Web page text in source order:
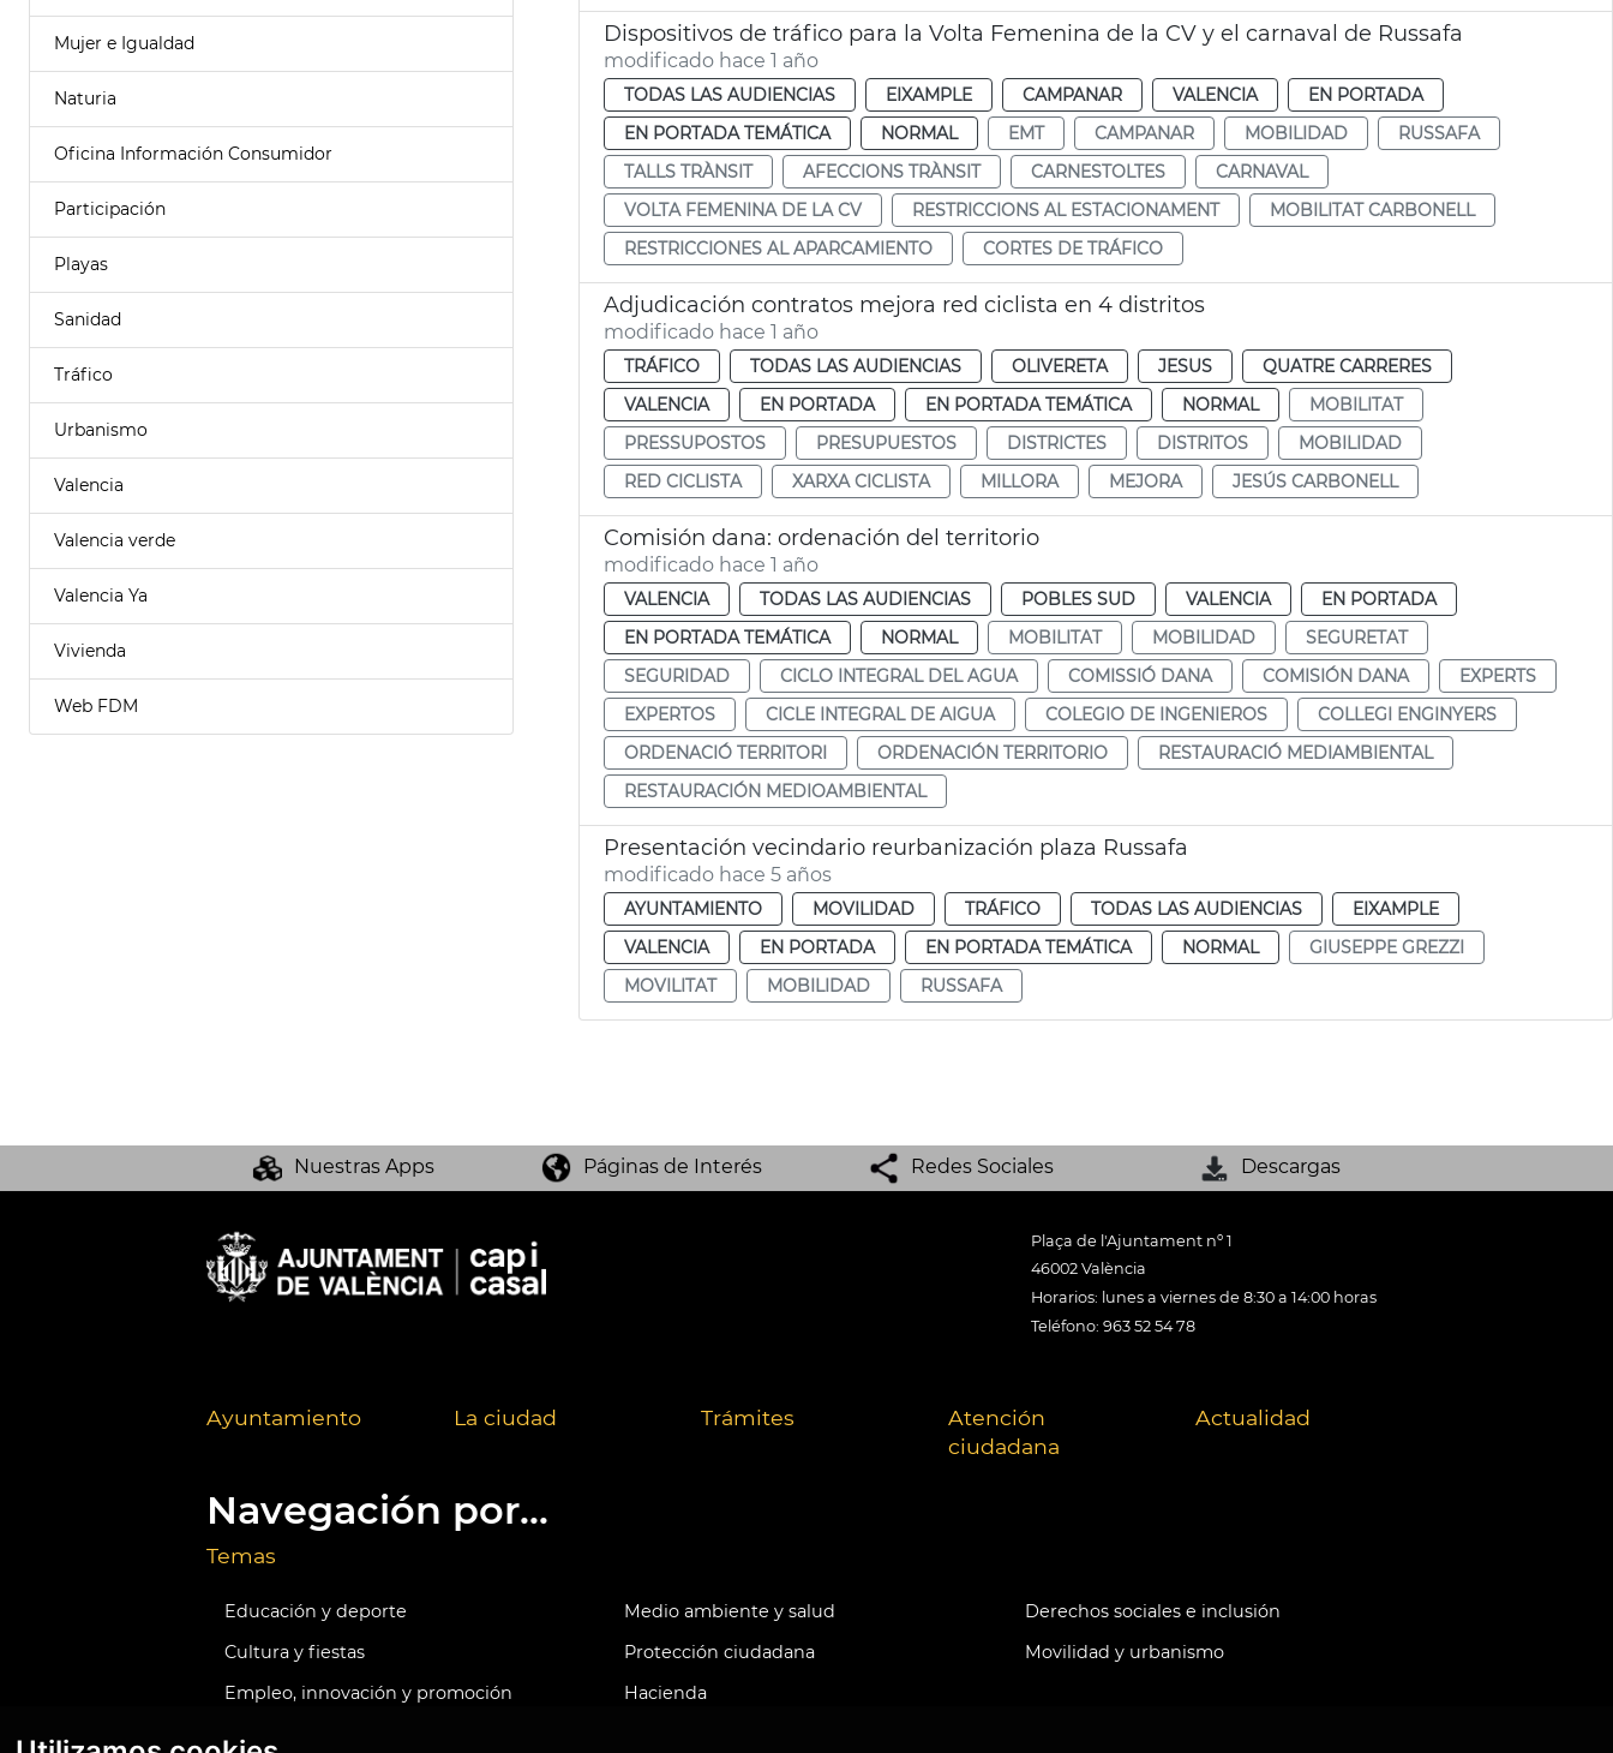
Mujer e Igualdad
Naturia
Oficina Información Consumidor
Participación
Playas
Sanidad
Tráfico
Urbanismo
Valencia
Valencia verde
Valencia Ya
Vivienda
Web FDM
Dispositivos de tráfico para la Volta Femenina de la CV y el carnaval de Russafa
modificado hace 1 año
TODAS LAS AUDIENCIAS EIXAMPLE CAMPANAR VALENCIA
EN PORTADA
EN PORTADA TEMÁTICA
NORMAL EMT CAMPANAR MOBILIDAD
RUSSAFA
TALLS TRÀNSIT
AFECCIONS TRÀNSIT CARNESTOLTES
CARNAVAL
VOLTA FEMENINA DE LA CV
RESTRICCIONS AL ESTACIONAMENT
MOBILITAT CARBONELL
RESTRICCIONES AL APARCAMIENTO
CORTES DE TRÁFICO
Adjudicación contratos mejora red ciclista en 4 distritos
modificado hace 1 año
TRÁFICO TODAS LAS AUDIENCIAS OLIVERETA JESUS
QUATRE CARRERES
VALENCIA
EN PORTADA EN PORTADA TEMÁTICA NORMAL
MOBILITAT
PRESSUPOSTOS
PRESUPUESTOS DISTRICTES DISTRITOS
MOBILIDAD
RED CICLISTA
XARXA CICLISTA MILLORA MEJORA JESÚS CARBONELL
Comisión dana: ordenación del territorio
modificado hace 1 año
VALENCIA TODAS LAS AUDIENCIAS POBLES SUD VALENCIA
EN PORTADA
EN PORTADA TEMÁTICA
NORMAL MOBILITAT MOBILIDAD
SEGURETAT
SEGURIDAD
CICLO INTEGRAL DEL AGUA COMISSIÓ DANA COMISIÓN DANA
EXPERTS
EXPERTOS
CICLE INTEGRAL DE AIGUA COLEGIO DE INGENIEROS
COLLEGI ENGINYERS
ORDENACIÓ TERRITORI
ORDENACIÓN TERRITORIO
RESTAURACIÓ MEDIAMBIENTAL
RESTAURACIÓN MEDIOAMBIENTAL
Presentación vecindario reurbanización plaza Russafa
modificado hace 5 años
AYUNTAMIENTO MOVILIDAD TRÁFICO TODAS LAS AUDIENCIAS
EIXAMPLE
VALENCIA
EN PORTADA EN PORTADA TEMÁTICA NORMAL
GIUSEPPE GREZZI
MOVILITAT
MOBILIDAD RUSSAFA
Nuestras Apps Páginas de Interés Redes Sociales Descargas
Plaça de l'Ajuntament nº 1
46002 València
Horarios: lunes a viernes de 8:30 a 14:00 horas
Teléfono: 963 52 54 78
Ayuntamiento La ciudad Trámites
Atención
ciudadana
Actualidad
Navegación por...
Temas
Educación y deporte Medio ambiente y salud
Derechos sociales e inclusión
Cultura y fiestas
Protección ciudadana
Movilidad y urbanismo
Empleo, innovación y promoción
Hacienda